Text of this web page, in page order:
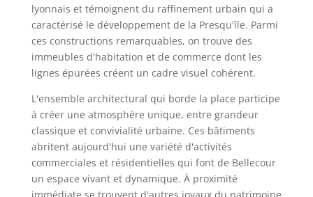
lyonnais et témoignent du raffinement urbain qui a
caractérisé le développement de la Presqu'île. Parmi
ces constructions remarquables, on trouve des
immeubles d'habitation et de commerce dont les
lignes épurées créent un cadre visuel cohérent.
L'ensemble architectural qui borde la place participe
à créer une atmosphère unique, entre grandeur
classique et convivialité urbaine. Ces bâtiments
abritent aujourd'hui une variété d'activités
commerciales et résidentielles qui font de Bellecour
un espace vivant et dynamique. À proximité
immédiate se trouvent d'autres joyaux du patrimoine